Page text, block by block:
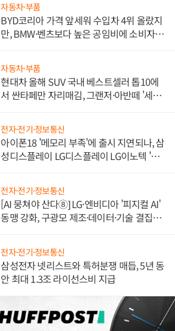
자동차·부품
BYD코리아 가격 앞세워 수입차 4위 올랐지
만, BMW·벤츠보다 높은 공임비에 소비자
자동차·부품
현대차 올해 SUV 국내 베스트셀러 톱10에
서 싼타페만 자리매김, 그랜저·아반떼 '세단
전자·전기·정보통신
아이폰18 '메모리 부족'에 출시 지연되나, 삼
성디스플레이 LG디스플레이 LG이노텍 '탈
전자·전기·정보통신
[AI 뭉쳐야 산다⑧] LG·엔비디아 '피지컬 AI'
동맹 강화, 구광모 제조·데이터·기술 결집
전자·전기·정보통신
삼성전자 넷리스트와 특허분쟁 매듭, 5년 동
안 최대 1.3조 라이선스비 지급